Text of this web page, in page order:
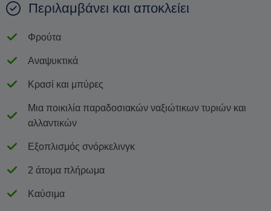
Περιλαμβάνει και αποκλείει
Φρούτα
Αναψυκτικά
Κρασί και μπύρες
Μια ποικιλία παραδοσιακών ναξιώτικων τυριών και
αλλαντικών
Εξοπλισμός σνόρκελινγκ
2 άτομα πλήρωμα
Καύσιμα